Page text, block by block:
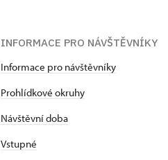
INFORMACE PRO NÁVŠTĚVNÍKY
Informace pro návštěvníky
Prohlídkové okruhy
Návštěvní doba
Vstupné